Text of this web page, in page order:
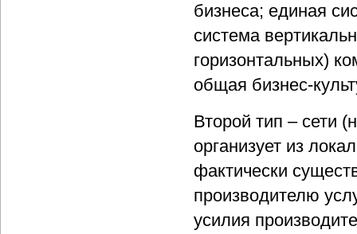
бизнеса; единая
система
горизонтальных)
общая бизнес-
Второй тип – сети
организует из
фактически
производителю
усилия